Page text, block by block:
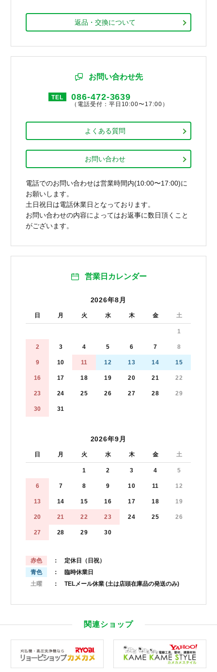
返品・交換について
お問い合わせ先
TEL 086-472-3639
（電話受付：平日10:00〜17:00）
よくある質問
お問い合わせ
電話でのお問い合わせは営業時間内(10:00〜17:00)に
お願いします。
土日祝日は電話休業日となっております。
お問い合わせの内容によってはお返事に数日頂くこと
がございます。
営業日カレンダー
2026年8月
日 月 火 水 木 金 土
1
2 3 4 5 6 7 8
9 10 11 12 13 14 15
16 17 18 19 20 21 22
23 24 25 26 27 28 29
30 31
2026年9月
日 月 火 水 木 金 土
1 2 3 4 5
6 7 8 9 10 11 12
13 14 15 16 17 18 19
20 21 22 23 24 25 26
27 28 29 30
赤色
： 定休日（日祝）
青色
： 臨時休業日
土曜
： TELメール休業 (土は店頭在庫品の発送のみ)
関連ショップ